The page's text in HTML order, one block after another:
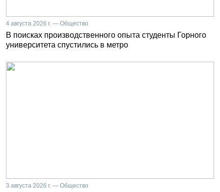
4 августа 2026 г. — Общество
В поисках производственного опыта студенты Горного
университета спустились в метро
3 августа 2026 г. — Общество